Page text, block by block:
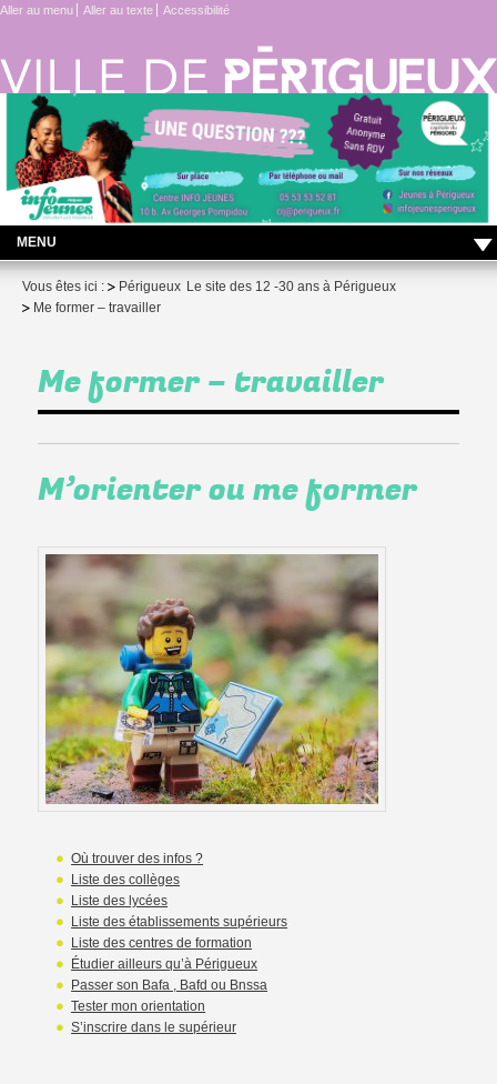
Aller au menu Aller au texte Accessibilité
MENU
LES ACTUS DU CENTRE INFO JEUNES !
Projet – engagement
Me protéger
Contact
Vous êtes ici : Périgueux Le site des 12 -30 ans à Périgueux
Me former – travailler
Me former – travailler
M’orienter ou me former
Où trouver des infos ?
Liste des collèges
Liste des lycées
Liste des établissements supérieurs
Liste des centres de formation
Étudier ailleurs qu’à Périgueux
Passer son Bafa , Bafd ou Bnssa
Tester mon orientation
S’inscrire dans le supérieur